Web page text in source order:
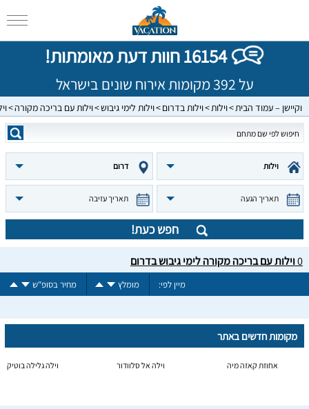
16154 חוות דעת מאומתות!
על 392 מקומות אירוח שונים בישראל
וקיישן – עמוד הבית וילות וילות בדרום וילות לימי גיבוש וילות עם בריכה מקורה
וילות דרום
תאריך הגעה תאריך עזיבה
חפש כעת!
0וילות עם בריכה מקורה לימי גיבוש בדרום
מיין לפי: מומלץ מחיר בסופ"ש
מקומות חדשים באתר
אחוזת קאזה מיה וילה אל סלוודור וילה גלילה בוטיק